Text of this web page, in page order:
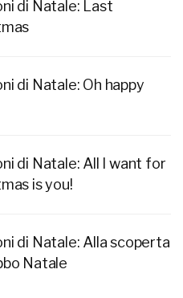
di Natale: Last
di Natale: Oh happy
di Natale: All I want for
is you!
di Natale: Alla scoperta
Natale